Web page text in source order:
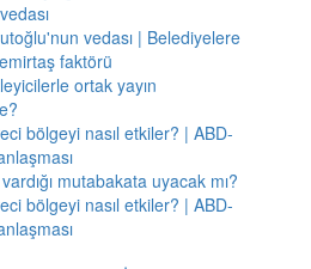
vedası | Belediyelere
faktörü
ortak yayın
bölgeyi nasıl etkiler? | ABD-
mutabakata uyacak mı?
bölgeyi nasıl etkiler? | ABD-